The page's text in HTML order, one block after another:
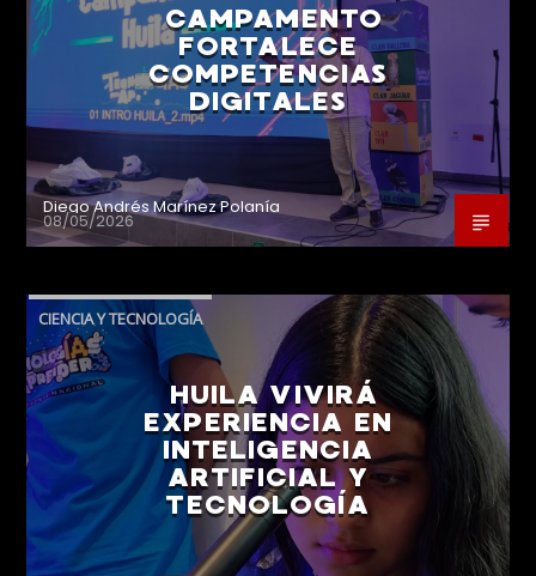
CAMPAMENTO
FORTALECE
COMPETENCIAS
DIGITALES
Diego Andrés Marínez Polanía
08/05/2026
CIENCIA Y TECNOLOGÍA
HUILA VIVIRÁ
EXPERIENCIA EN
INTELIGENCIA
ARTIFICIAL Y
TECNOLOGÍA